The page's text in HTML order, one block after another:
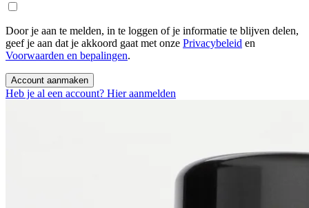
Door je aan te melden, in te loggen of je informatie te blijven delen,
geef je aan dat je akkoord gaat met onze Privacybeleid en
Voorwaarden en bepalingen.
Account aanmaken
Heb je al een account? Hier aanmelden